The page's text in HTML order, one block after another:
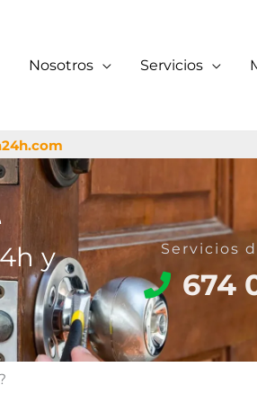
Nosotros Servicios
y
Servicios
674